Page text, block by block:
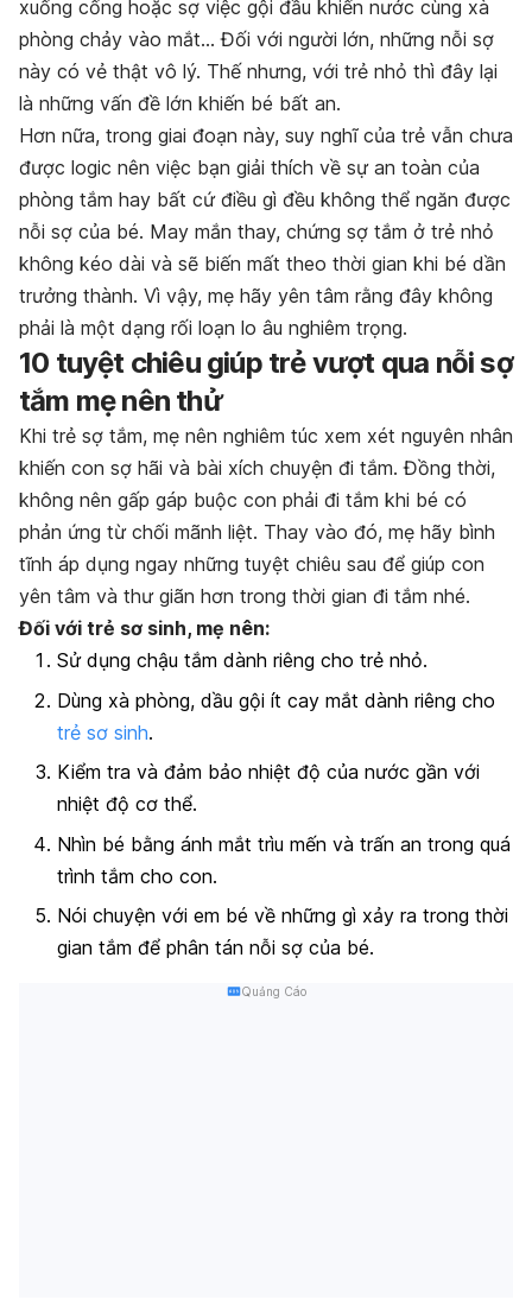
xuống cống hoặc sợ việc gội đầu khiến nước cùng xà
phòng chảy vào mắt… Đối với người lớn, những nỗi sợ
này có vẻ thật vô lý. Thế nhưng, với trẻ nhỏ thì đây lại
là những vấn đề lớn khiến bé bất an.
Hơn nữa, trong giai đoạn này, suy nghĩ của trẻ vẫn chưa
được logic nên việc bạn giải thích về sự an toàn của
phòng tắm hay bất cứ điều gì đều không thể ngăn được
nỗi sợ của bé. May mắn thay, chứng sợ tắm ở trẻ nhỏ
không kéo dài và sẽ biến mất theo thời gian khi bé dần
trưởng thành. Vì vậy, mẹ hãy yên tâm rằng đây không
phải là một dạng rối loạn lo âu nghiêm trọng.
10 tuyệt chiêu giúp trẻ vượt qua nỗi sợ
tắm mẹ nên thử
Khi trẻ sợ tắm, mẹ nên nghiêm túc xem xét nguyên nhân
khiến con sợ hãi và bài xích chuyện đi tắm. Đồng thời,
không nên gấp gáp buộc con phải đi tắm khi bé có
phản ứng từ chối mãnh liệt. Thay vào đó, mẹ hãy bình
tĩnh áp dụng ngay những tuyệt chiêu sau để giúp con
yên tâm và thư giãn hơn trong thời gian đi tắm nhé.
Đối với trẻ sơ sinh, mẹ nên:
Sử dụng chậu tắm dành riêng cho trẻ nhỏ.
Dùng xà phòng, dầu gội ít cay mắt dành riêng cho
trẻ sơ sinh.
Kiểm tra và đảm bảo nhiệt độ của nước gần với
nhiệt độ cơ thể.
Nhìn bé bằng ánh mắt trìu mến và trấn an trong quá
trình tắm cho con.
Nói chuyện với em bé về những gì xảy ra trong thời
gian tắm để phân tán nỗi sợ của bé.
Quảng Cáo